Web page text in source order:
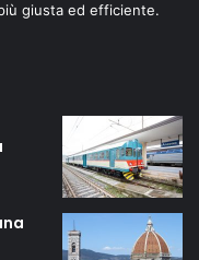
giusta ed efficiente.